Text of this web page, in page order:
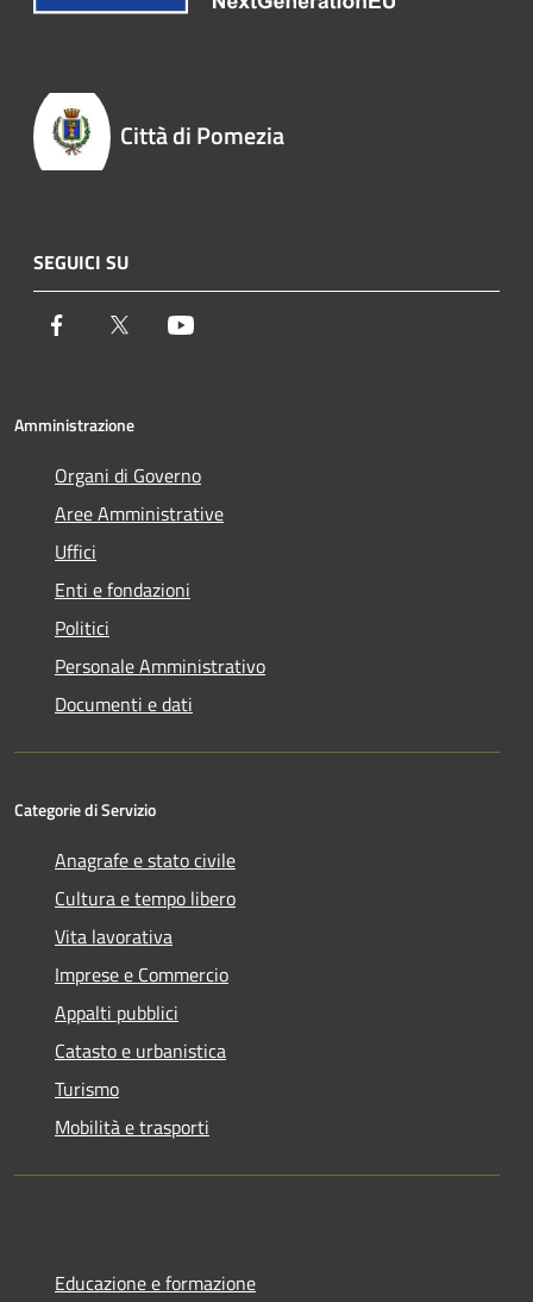
Città di Pomezia
SEGUICI SU
Facebook Twitter
Amministrazione
Organi di Governo
Aree Amministrative
Uffici
Enti e fondazioni
Politici
Personale Amministrativo
Documenti e dati
Categorie di Servizio
Anagrafe e stato civile
Cultura e tempo libero
Vita lavorativa
Imprese e Commercio
Appalti pubblici
Catasto e urbanistica
Turismo
Mobilità e trasporti
Educazione e formazione